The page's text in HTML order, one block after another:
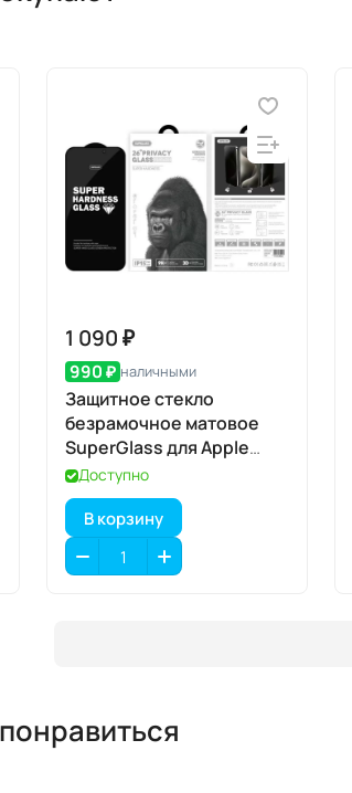
1 090 ₽
990 ₽ наличными
Защитное стекло
безрамочное матовое
SuperGlass для Apple
iPhone 17 Air
Доступно
В корзину